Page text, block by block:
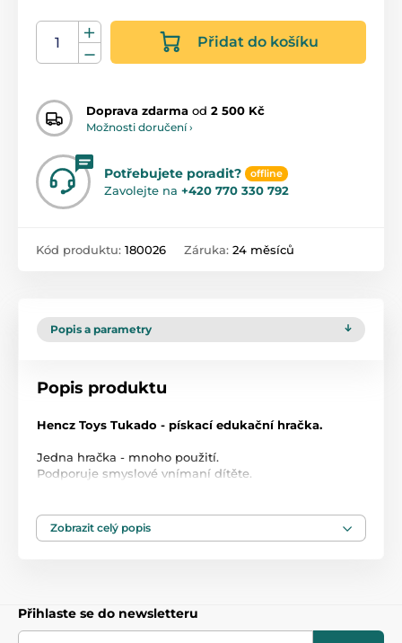
Přidat do košíku
Doprava zdarma od 2 500 Kč
Možnosti doručení ›
Potřebujete poradit? offline
Zavolejte na +420 770 330 792
Kód produktu: 180026 Záruka: 24 měsíců
Popis a parametry
Popis produktu
Hencz Toys Tukado - pískací edukační hračka.
Jedna hračka - mnoho použití.
Podporuje smyslové vnímaní dítěte.
Hračka je vhodná již od narození.
Pískáním stimulujete sluch dítěte.
Zobrazit celý popis
Přihlaste se do newsletteru